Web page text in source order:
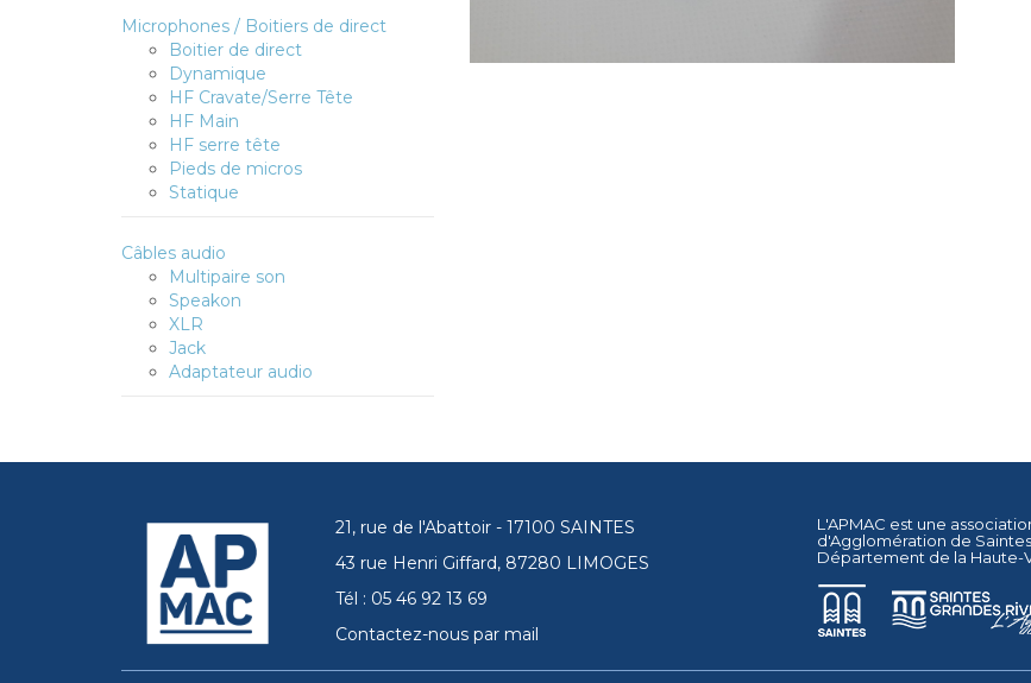
Microphones / Boitiers de direct
Boitier de direct
Dynamique
HF Cravate/Serre Tête
HF Main
HF serre tête
Pieds de micros
Statique
Câbles audio
Multipaire son
Speakon
XLR
Jack
Adaptateur audio
21, rue de l'Abattoir - 17100 SAINTES
43 rue Henri Giffard, 87280 LIMOGES
Tél : 05 46 92 13 69
Contactez-nous par mail
L'APMAC est une
d'Agglomération de Saintes
Département de la Haute-